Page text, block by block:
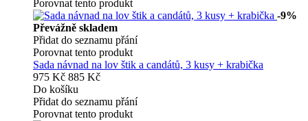
Porovnat tento produkt
-9%
Převážně skladem
Přidat do seznamu přání
Porovnat tento produkt
Sada návnad na lov štik a candátů, 3 kusy + krabička
975 Kč 885 Kč
Do košíku
Přidat do seznamu přání
Porovnat tento produkt